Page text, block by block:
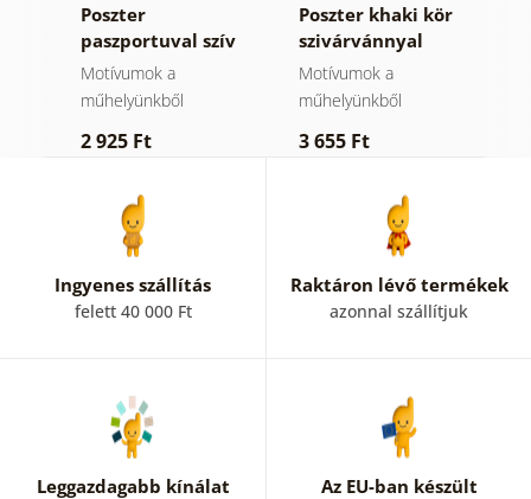
Poszter
paszportuval szív
idézettel
Motívumok a
műhelyünkből
2 925 Ft
Poszter khaki kör
szivárvánnyal
Mid-Century.
Motívumok a
műhelyünkből
3 655 Ft
Ingyenes szállítás
felett 40 000 Ft
Raktáron lévő termékek
azonnal szállítjuk
Leggazdagabb kínálat Az EU-ban készült